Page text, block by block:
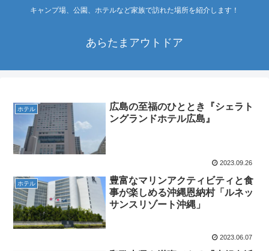
キャンプ場、公園、ホテルなど家族で訪れた場所を紹介します！
あらたまアウトドア
ホテル
広島の至福のひととき『シェラト
ングランドホテル広島』
2023.09.26
ホテル
豊富なマリンアクティビティと食
事が楽しめる沖縄恩納村「ルネッ
サンスリゾート沖縄」
2023.06.07